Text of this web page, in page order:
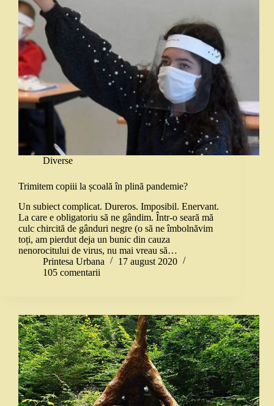
Diverse
Trimitem copiii la școală în plină pandemie?
Un subiect complicat. Dureros. Imposibil. Enervant.
La care e obligatoriu să ne gândim. Într-o seară mă
culc chircită de gânduri negre (o să ne îmbolnăvim
toți, am pierdut deja un bunic din cauza
nenorocitului de virus, nu mai vreau să…
Printesa Urbana
17 august 2020
105 comentarii